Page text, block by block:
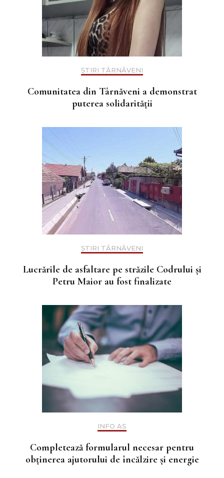
ȘTIRI TÂRNĂVENI
Comunitatea din Târnăveni a demonstrat
puterea solidarității
ȘTIRI TÂRNĂVENI
Lucrările de asfaltare pe străzile Codrului și
Petru Maior au fost finalizate
INFO AS
Completează formularul necesar pentru
obținerea ajutorului de încălzire și energie